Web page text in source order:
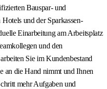
Bauspar- und
und der Sparkassen-
Einarbeitung am Arbeitsplatz
und den
Sie im Kundenbestand
an die Hand nimmt und Ihnen
mehr Aufgaben und